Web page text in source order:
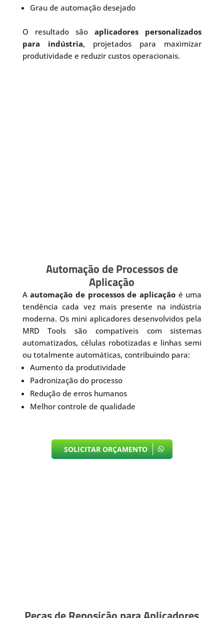
Grau de automação desejado
O resultado sãoaplicadores personalizados
para indústria, projetados para maximizar
produtividade e reduzir custos operacionais.
Automação de Processos de
Aplicação
Aautomação de processos de aplicaçãoé uma
tendência cada vez mais presente na indústria
moderna. Os mini aplicadores desenvolvidos pela
MRD Tools são compatíveis com sistemas
automatizados, células robotizadas e linhas semi
ou totalmente automáticas, contribuindo para:
Aumento da produtividade
Padronização do processo
Redução de erros humanos
Melhor controle de qualidade
SOLICITAR ORÇAMENTO